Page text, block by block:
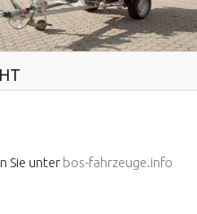
Sie unter bos-fahrzeuge.info